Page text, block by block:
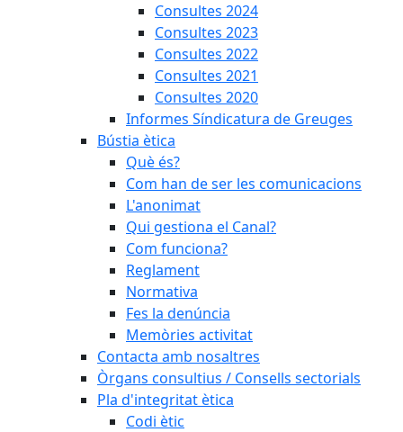
Consultes 2024
Consultes 2023
Consultes 2022
Consultes 2021
Consultes 2020
Informes Síndicatura de Greuges
Bústia ètica
Què és?
Com han de ser les comunicacions
L'anonimat
Qui gestiona el Canal?
Com funciona?
Reglament
Normativa
Fes la denúncia
Memòries activitat
Contacta amb nosaltres
Òrgans consultius / Consells sectorials
Pla d'integritat ètica
Codi ètic